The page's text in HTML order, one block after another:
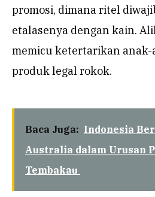
promosi, dimana ritel
etalasenya dengan kain.
memicu ketertarikan
produk legal rokok.
Baca Juga: Indonesia
Australia dalam Urusan
Tembakau